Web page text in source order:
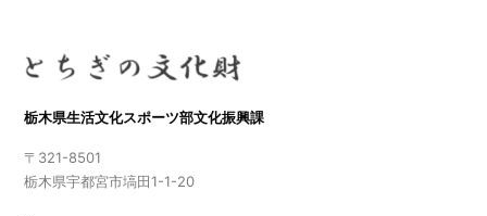
栃木県生活文化スポーツ部文化振興課
〒321-8501
栃木県宇都宮市塙田1-1-20